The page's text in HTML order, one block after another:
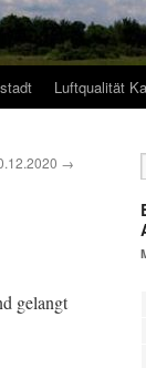
Luftqualität
→
gelangt